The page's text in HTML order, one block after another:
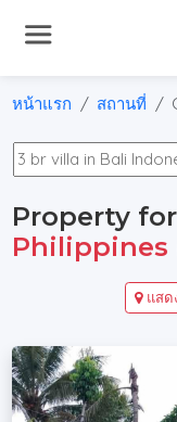
หน้าแรก สถานที่
Property
Philippines
แสด